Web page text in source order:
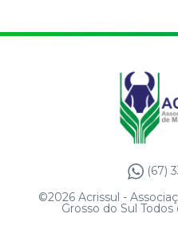
(67)
©2026 Acrissul -
Grosso do Sul